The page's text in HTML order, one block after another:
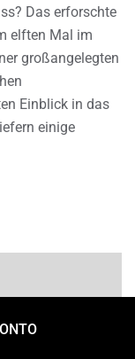
Das erforschte
elften Mal im
großangelegten
Einblick in das
einige